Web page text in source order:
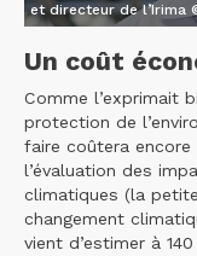
et directeur de l’Irima
Un coût
Comme l’exprimait
protection de
faire coûtera encore
l’évaluation des
climatiques (la
changement
vient d’estimer à